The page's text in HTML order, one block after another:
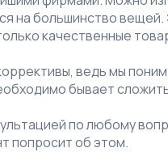
на большинство
качественные
ведь мы
бывает
по любому
попросит об этом.